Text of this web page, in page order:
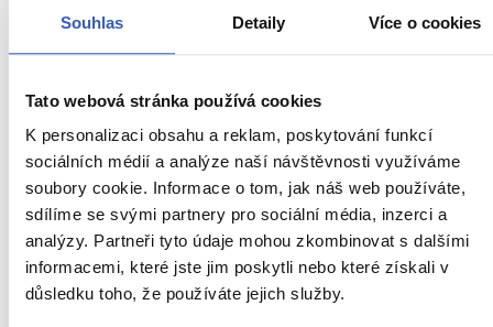
Souhlas Detaily Více o cookies
Tato webová stránka používá cookies
K personalizaci obsahu a reklam, poskytování funkcí
sociálních médií a analýze naší návštěvnosti využíváme
soubory cookie. Informace o tom, jak náš web používáte,
sdílíme se svými partnery pro sociální média, inzerci a
analýzy. Partneři tyto údaje mohou zkombinovat s dalšími
informacemi, které jste jim poskytli nebo které získali v
důsledku toho, že používáte jejich služby.
Oblíbená místa
Bulvár Saint Michel: Mekka francouzské